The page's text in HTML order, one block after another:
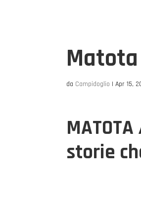
Matota
da Campidoglio |Apr 15,
storie